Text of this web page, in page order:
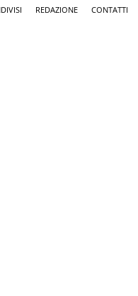
REDAZIONE CONTATTI